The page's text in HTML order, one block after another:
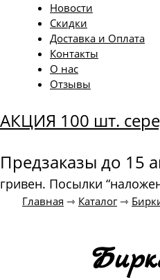
Новости
Скидки
Доставка и Оплата
Контакты
О нас
Отзывы
АКЦИЯ 100 шт.
Предзаказы до 15
гривен. Посылки
Главная ⇾ Каталог⇾